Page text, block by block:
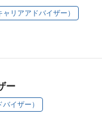
リアアドバイザー）
ー
イザー）